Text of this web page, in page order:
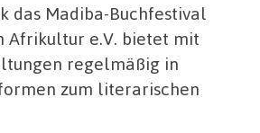
das Madiba-Buchfestival
Afrikultur e.V. bietet mit
regelmäßig in
zum literarischen